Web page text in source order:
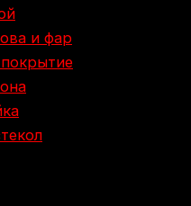
и фар